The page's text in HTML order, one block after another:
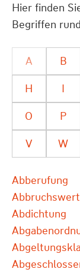
Hier finden
Begriffen
A B
H
I
O
P
V
W
Abberufung
Abbruchswert
Abdichtung